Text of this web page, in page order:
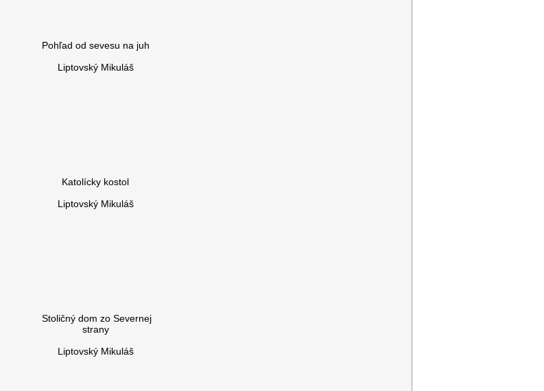
Pohľad od sevesu na juh
Liptovský Mikuláš
Katolícky kostol
Liptovský Mikuláš
Stoličný dom zo Severnej
strany
Liptovský Mikuláš